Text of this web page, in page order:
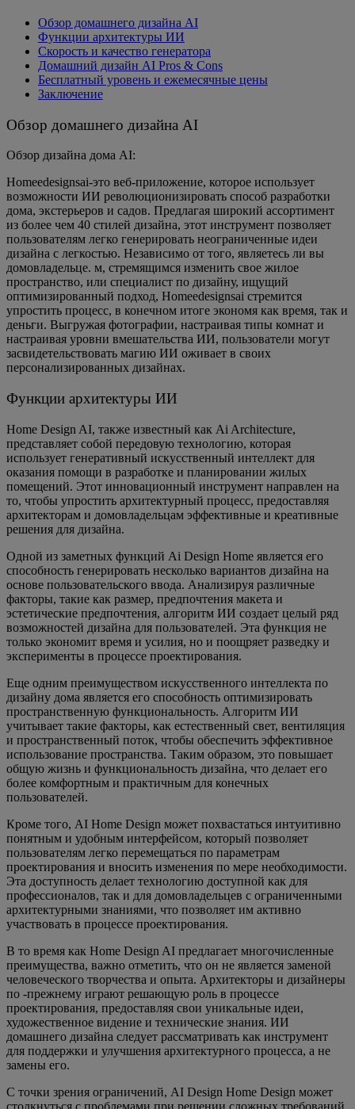
Обзор домашнего дизайна AI
Функции архитектуры ИИ
Скорость и качество генератора
Домашний дизайн AI Pros & Cons
Бесплатный уровень и ежемесячные цены
Заключение
Обзор домашнего дизайна AI
Обзор дизайна дома AI:
Homeedesignsai-это веб-приложение, которое использует
возможности ИИ революционизировать способ разработки
дома, экстерьеров и садов. Предлагая широкий ассортимент
из более чем 40 стилей дизайна, этот инструмент позволяет
пользователям легко генерировать неограниченные идеи
дизайна с легкостью. Независимо от того, являетесь ли вы
домовладельце. м, стремящимся изменить свое жилое
пространство, или специалист по дизайну, ищущий
оптимизированный подход, Homeedesignsai стремится
упростить процесс, в конечном итоге экономя как время, так и
деньги. Выгружая фотографии, настраивая типы комнат и
настраивая уровни вмешательства ИИ, пользователи могут
засвидетельствовать магию ИИ оживает в своих
персонализированных дизайнах.
Функции архитектуры ИИ
Home Design AI, также известный как Ai Architecture,
представляет собой передовую технологию, которая
использует генеративный искусственный интеллект для
оказания помощи в разработке и планировании жилых
помещений. Этот инновационный инструмент направлен на
то, чтобы упростить архитектурный процесс, предоставляя
архитекторам и домовладельцам эффективные и креативные
решения для дизайна.
Одной из заметных функций Ai Design Home является его
способность генерировать несколько вариантов дизайна на
основе пользовательского ввода. Анализируя различные
факторы, такие как размер, предпочтения макета и
эстетические предпочтения, алгоритм ИИ создает целый ряд
возможностей дизайна для пользователей. Эта функция не
только экономит время и усилия, но и поощряет разведку и
эксперименты в процессе проектирования.
Еще одним преимуществом искусственного интеллекта по
дизайну дома является его способность оптимизировать
пространственную функциональность. Алгоритм ИИ
учитывает такие факторы, как естественный свет, вентиляция
и пространственный поток, чтобы обеспечить эффективное
использование пространства. Таким образом, это повышает
общую жизнь и функциональность дизайна, что делает его
более комфортным и практичным для конечных
пользователей.
Кроме того, AI Home Design может похвастаться интуитивно
понятным и удобным интерфейсом, который позволяет
пользователям легко перемещаться по параметрам
проектирования и вносить изменения по мере необходимости.
Эта доступность делает технологию доступной как для
профессионалов, так и для домовладельцев с ограниченными
архитектурными знаниями, что позволяет им активно
участвовать в процессе проектирования.
В то время как Home Design AI предлагает многочисленные
преимущества, важно отметить, что он не является заменой
человеческого творчества и опыта. Архитекторы и дизайнеры
по -прежнему играют решающую роль в процессе
проектирования, предоставляя свои уникальные идеи,
художественное видение и технические знания. ИИ
домашнего дизайна следует рассматривать как инструмент
для поддержки и улучшения архитектурного процесса, а не
замены его.
С точки зрения ограничений, AI Design Home Design может
столкнуться с проблемами при решении сложных требований